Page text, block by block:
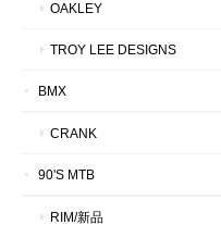
OAKLEY
TROY LEE DESIGNS
BMX
CRANK
90'S MTB
RIM/新品